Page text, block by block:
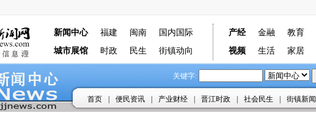
新闻中心 福建 闽南
国内国际
城市展馆
时政 民生 街镇动向
产经 金融 教育
视频
生活 家居
关键字:
首页 便民资讯 产业财经 晋江时政 社会民生 街镇新闻